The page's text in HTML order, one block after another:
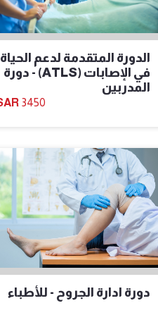
الدورة المتقدمة لدعم الحياة
في الإصابات (ATLS) - دورة
المدربين
3450
دورة ادارة الجروح - للأطباء